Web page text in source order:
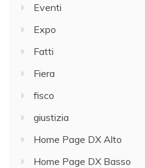
Eventi
Expo
Fatti
Fiera
fisco
giustizia
Home Page DX Alto
Home Page DX Basso